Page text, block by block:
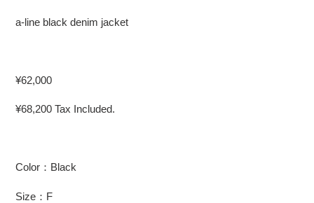
品
す
a-line black denim jacket
¥62,000
¥68,200 Tax Included.
Color：Black
Size：F